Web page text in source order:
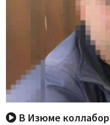
В Изюме